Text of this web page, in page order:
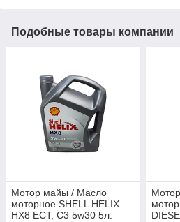
Подобные товары компании
Мотор майы / Масло
моторное SHELL HELIX
HX8 ECT, C3 5w30 5л.